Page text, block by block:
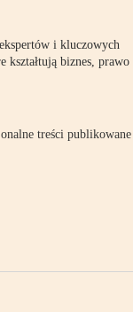
i kluczowych
kształtują biznes, prawo
treści publikowane